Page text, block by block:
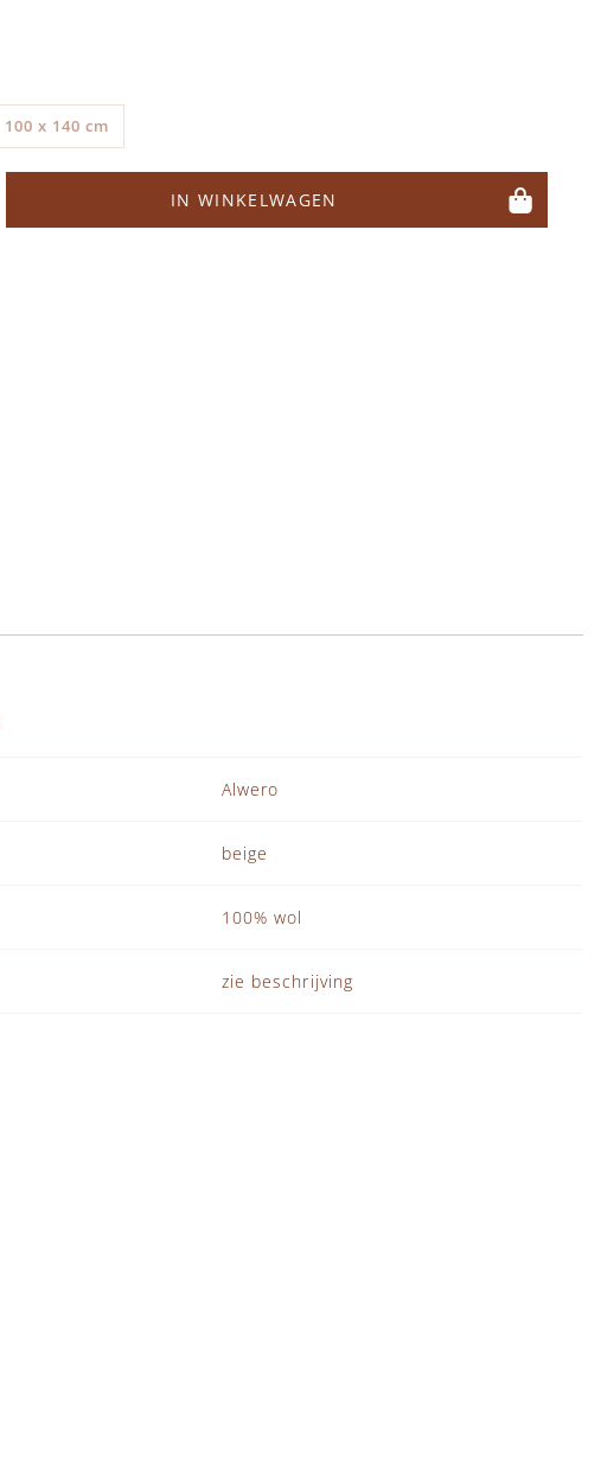
100 x 140 cm
IN WINKELWAGEN
Alwero
beige
100% wol
zie beschrijving